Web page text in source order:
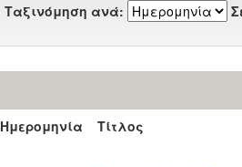
Ταξινόμηση ανά:
Ημερομηνία Τίτλος